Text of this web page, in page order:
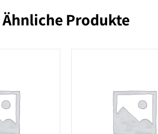
Ähnliche Produkte